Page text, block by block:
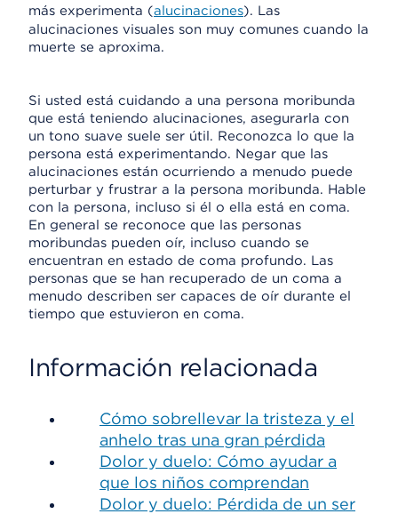
más experimenta (alucinaciones). Las
alucinaciones visuales son muy comunes cuando la
muerte se aproxima.
Si usted está cuidando a una persona moribunda
que está teniendo alucinaciones, asegurarla con
un tono suave suele ser útil. Reconozca lo que la
persona está experimentando. Negar que las
alucinaciones están ocurriendo a menudo puede
perturbar y frustrar a la persona moribunda. Hable
con la persona, incluso si él o ella está en coma.
En general se reconoce que las personas
moribundas pueden oír, incluso cuando se
encuentran en estado de coma profundo. Las
personas que se han recuperado de un coma a
menudo describen ser capaces de oír durante el
tiempo que estuvieron en coma.
Información relacionada
Cómo sobrellevar la tristeza y el
anhelo tras una gran pérdida
Dolor y duelo: Cómo ayudar a
que los niños comprendan
Dolor y duelo: Pérdida de un ser